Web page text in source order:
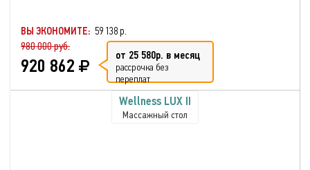
ВЫ ЭКОНОМИТЕ: 59 138 р.
980 000 руб.
920 862 от 25 580р. в месяц
рассрочка без
переплат
Wellness LUX II
Массажный стол